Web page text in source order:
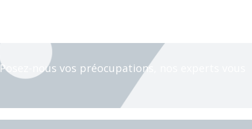
Posez-nous vos préocupations, nos experts vous